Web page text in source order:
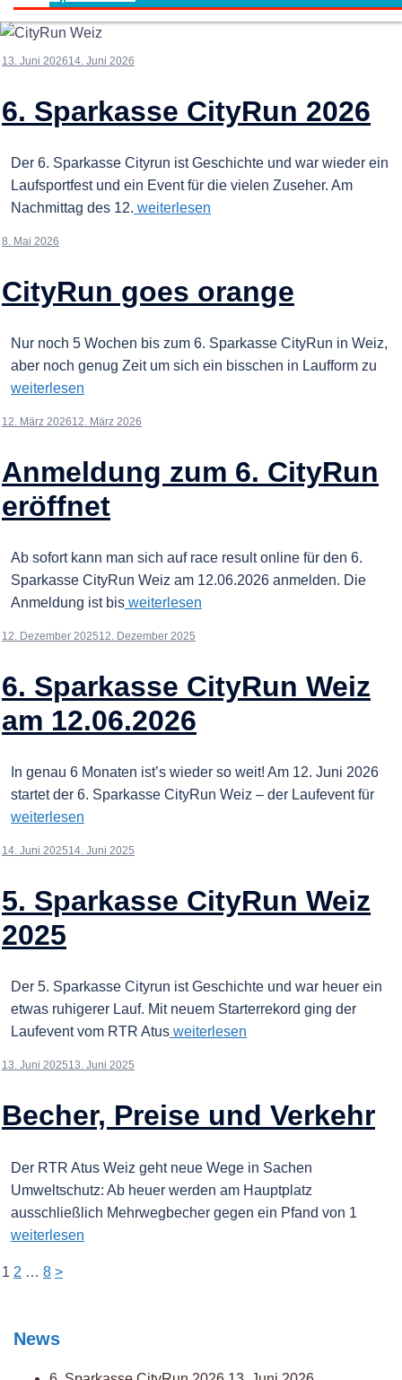
13. Juni 202614. Juni 2026
6. Sparkasse CityRun 2026
Der 6. Sparkasse Cityrun ist Geschichte und war wieder ein
Laufsportfest und ein Event für die vielen Zuseher. Am
Nachmittag des 12. weiterlesen
8. Mai 2026
CityRun goes orange
Nur noch 5 Wochen bis zum 6. Sparkasse CityRun in Weiz,
aber noch genug Zeit um sich ein bisschen in Laufform zu
weiterlesen
12. März 202612. März 2026
Anmeldung zum 6. CityRun
eröffnet
Ab sofort kann man sich auf race result online für den 6.
Sparkasse CityRun Weiz am 12.06.2026 anmelden. Die
Anmeldung ist bis weiterlesen
12. Dezember 202512. Dezember 2025
6. Sparkasse CityRun Weiz
am 12.06.2026
In genau 6 Monaten ist’s wieder so weit! Am 12. Juni 2026
startet der 6. Sparkasse CityRun Weiz – der Laufevent für
weiterlesen
14. Juni 202514. Juni 2025
5. Sparkasse CityRun Weiz
2025
Der 5. Sparkasse Cityrun ist Geschichte und war heuer ein
etwas ruhigerer Lauf. Mit neuem Starterrekord ging der
Laufevent vom RTR Atus weiterlesen
13. Juni 202513. Juni 2025
Becher, Preise und Verkehr
Der RTR Atus Weiz geht neue Wege in Sachen
Umweltschutz: Ab heuer werden am Hauptplatz
ausschließlich Mehrwegbecher gegen ein Pfand von 1
weiterlesen
Seitennummerierung
1 2 … 8 >
News